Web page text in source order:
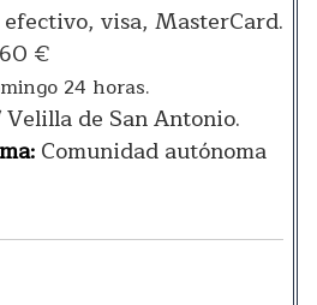
visa, MasterCard.
€
24 horas.
de San Antonio.
: Comunidad autónoma